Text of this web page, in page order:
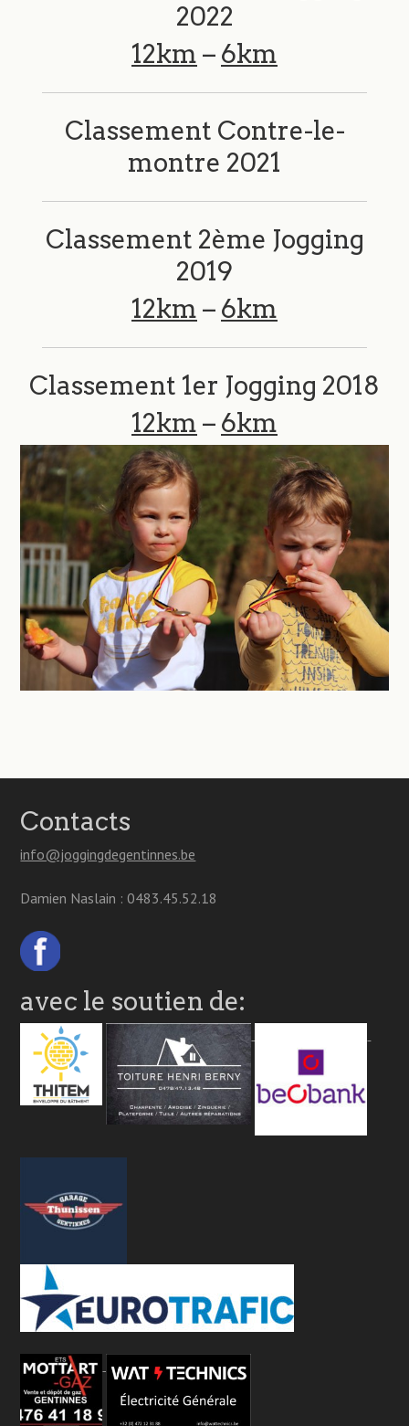
2022
12km – 6km
Classement Contre-le-
montre 2021
Classement 2ème Jogging
2019
12km – 6km
Classement 1er Jogging 2018
12km – 6km
Contacts
info@joggingdegentinnes.be
Damien Naslain : 0483.45.52.18
avec le soutien de: